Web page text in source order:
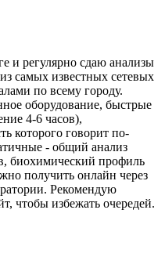
и регулярно сдаю анализы
самых известных сетевых
по всему городу.
оборудование, быстрые
4-6 часов),
которого говорит по-
- общий анализ
биохимический профиль
получить онлайн через
Рекомендую
чтобы избежать очередей.